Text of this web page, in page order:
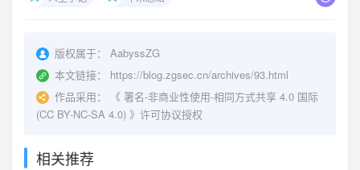
版权属于：
AabyssZG
本文链接：
https://blog.zgsec.cn/archives/93.html
作品采用：
《 署名-非商业性使用-相同方式共享 4.0 国际
(CC BY-NC-SA 4.0) 》许可协议授权
相关推荐